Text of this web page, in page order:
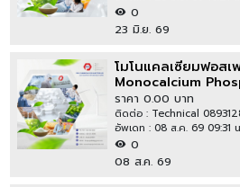
0
23 มิ.ย. 69
โมโนแคลเซียมฟอสเ
Monocalcium
Grade, E341i
ราคา 0.00 บาท
ติดต่อ : Technical
อัพเดท : 08 ส.ค. 69 09:31
0
08 ส.ค. 69